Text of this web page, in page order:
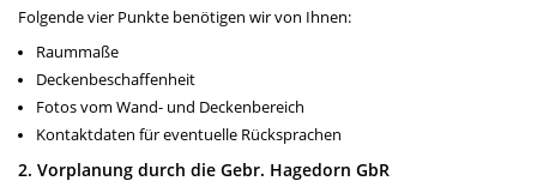
Folgende vier Punkte benötigen wir von Ihnen:
Raummaße
Deckenbeschaffenheit
Fotos vom Wand- und Deckenbereich
Kontaktdaten für eventuelle Rücksprachen
2. Vorplanung durch die Gebr. Hagedorn GbR